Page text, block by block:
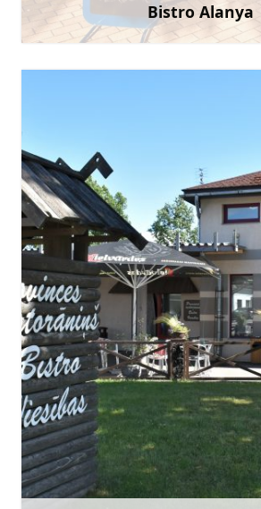
Bistro Alanya
kolumbinetalsi@inbox.lv
+371 29243860
Doties